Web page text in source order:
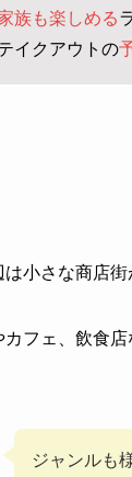
族も楽しめる
イクアウトの
小さな商店
フェ、飲食店
ジャンルも